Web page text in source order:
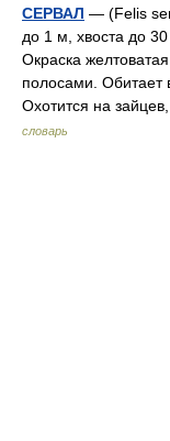
СЕРВАЛ — (Felis
до 1 м, хвоста до
Окраска
полосами. Обитает
Охотится на
словарь